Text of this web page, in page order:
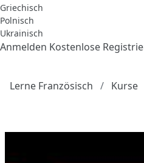
Griechisch
Polnisch
Ukrainisch
Anmelden Kostenlose
Lerne Französisch Kurse